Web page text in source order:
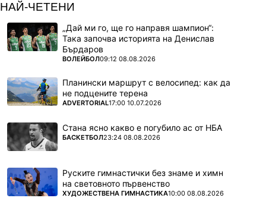
НАЙ-ЧЕТЕНИ
„Дай ми го, ще го направя шампион“:
Така започва историята на Денислав
Бърдаров
ПОВЕЧЕ ОТ
ВОЛЕЙБОЛ09:12 08.08.2026
Планински маршрут с велосипед: как да
не подцените терена
ПОВЕЧЕ ОТ
ADVERTORIAL17:00 10.07.2026
Стана ясно какво е погубило ас от НБА
ПОВЕЧЕ ОТ
БАСКЕТБОЛ23:24 08.08.2026
Руските гимнастички без знаме и химн
на световното първенство
ПОВЕЧЕ ОТ
ХУДОЖЕСТВЕНА ГИМНАСТИКА10:00 08.08.2026